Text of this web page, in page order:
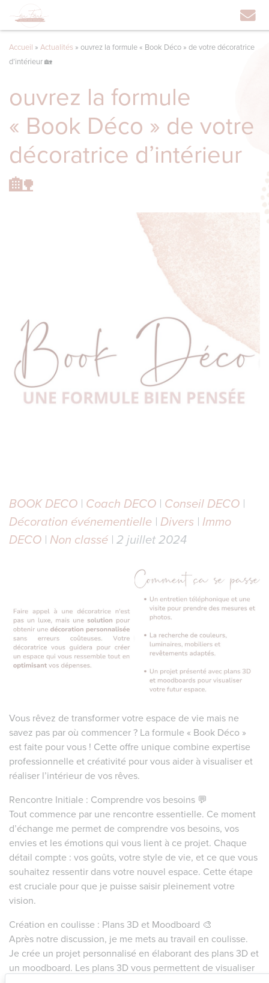
Accueil » Actualités » ouvrez la formule « Book Déco » de votre décoratrice
d’intérieur 🏡
ouvrez la formule
« Book Déco » de votre
décoratrice d’intérieur
🏡
BOOK DECO | Coach DECO | Conseil DECO |
Décoration événementielle | Divers | Immo
DECO | Non classé | 2 juillet 2024
Vous rêvez de transformer votre espace de vie mais ne
savez pas par où commencer ? La formule « Book Déco »
est faite pour vous ! Cette offre unique combine expertise
professionnelle et créativité pour vous aider à visualiser et
réaliser l’intérieur de vos rêves.
Rencontre Initiale : Comprendre vos besoins 💬
Tout commence par une rencontre essentielle. Ce moment
d’échange me permet de comprendre vos besoins, vos
envies et les émotions qui vous lient à ce projet. Chaque
détail compte : vos goûts, votre style de vie, et ce que vous
souhaitez ressentir dans votre nouvel espace. Cette étape
est cruciale pour que je puisse saisir pleinement votre
vision.
Création en coulisse : Plans 3D et Moodboard 🎨
Après notre discussion, je me mets au travail en coulisse.
Je crée un projet personnalisé en élaborant des plans 3D et
un moodboard. Les plans 3D vous permettent de visualiser